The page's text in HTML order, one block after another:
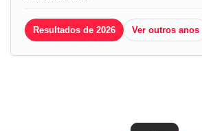
Resultados de 2026 Ver outros anos